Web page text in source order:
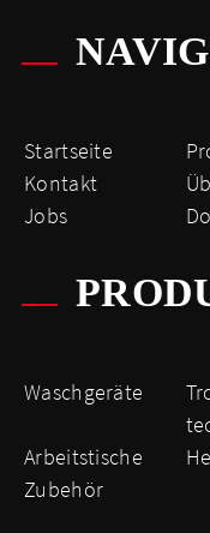
Startseite
Kontakt
Jobs
Waschgeräte
Arbeitstische
Zubehör